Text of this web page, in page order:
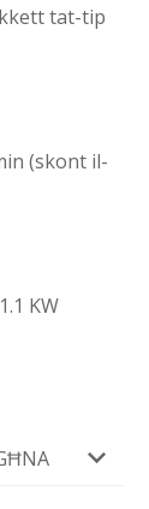
tat-tip
(skont il-
KW